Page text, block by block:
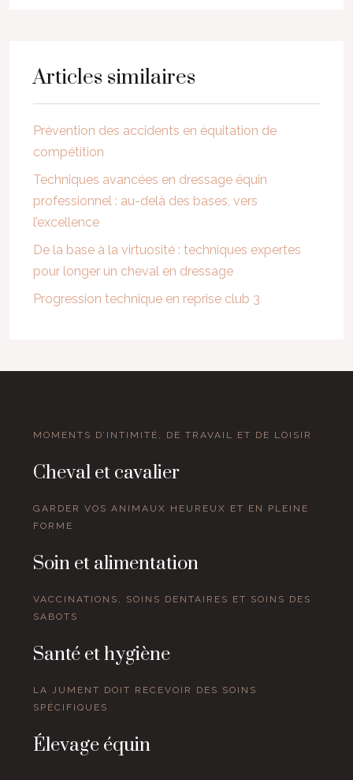
Articles similaires
Prévention des accidents en équitation de
compétition
Techniques avancées en dressage équin
professionnel : au-delà des bases, vers
l’excellence
De la base à la virtuosité : techniques expertes
pour longer un cheval en dressage
Progression technique en reprise club 3
MOMENTS D’INTIMITÉ, DE TRAVAIL ET DE LOISIR
Cheval et cavalier
GARDER VOS ANIMAUX HEUREUX ET EN PLEINE
FORME
Soin et alimentation
VACCINATIONS, SOINS DENTAIRES ET SOINS DES
SABOTS
Santé et hygiène
LA JUMENT DOIT RECEVOIR DES SOINS
SPÉCIFIQUES
Élevage équin